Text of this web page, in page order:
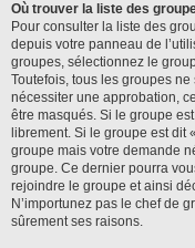
Où trouver la liste des
Pour consulter la liste des
depuis votre panneau de
groupes, sélectionnez le
Toutefois, tous les groupes
nécessiter une approbation,
être masqués. Si le groupe
librement. Si le groupe est dit
groupe mais votre demande
groupe. Ce dernier pourra
rejoindre le groupe et ainsi
N’importunez pas le chef de
sûrement ses raisons.